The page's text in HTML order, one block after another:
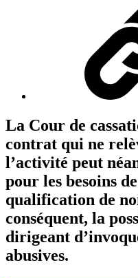
La Cour de
contrat qui ne
l’activité peut
pour les besoins
qualification de
conséquent, la
dirigeant
abusives.